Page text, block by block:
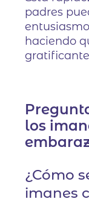
padres
haciendo
los
¿Cómo
imanes